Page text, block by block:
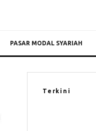
PASAR MODAL SYARIAH
Terkini